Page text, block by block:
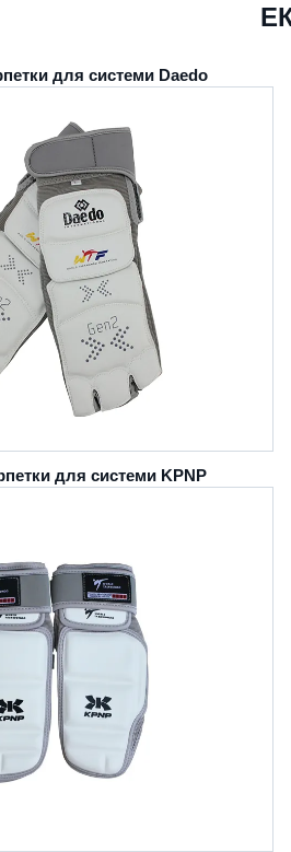
для системи Daedo
для системи KPNP